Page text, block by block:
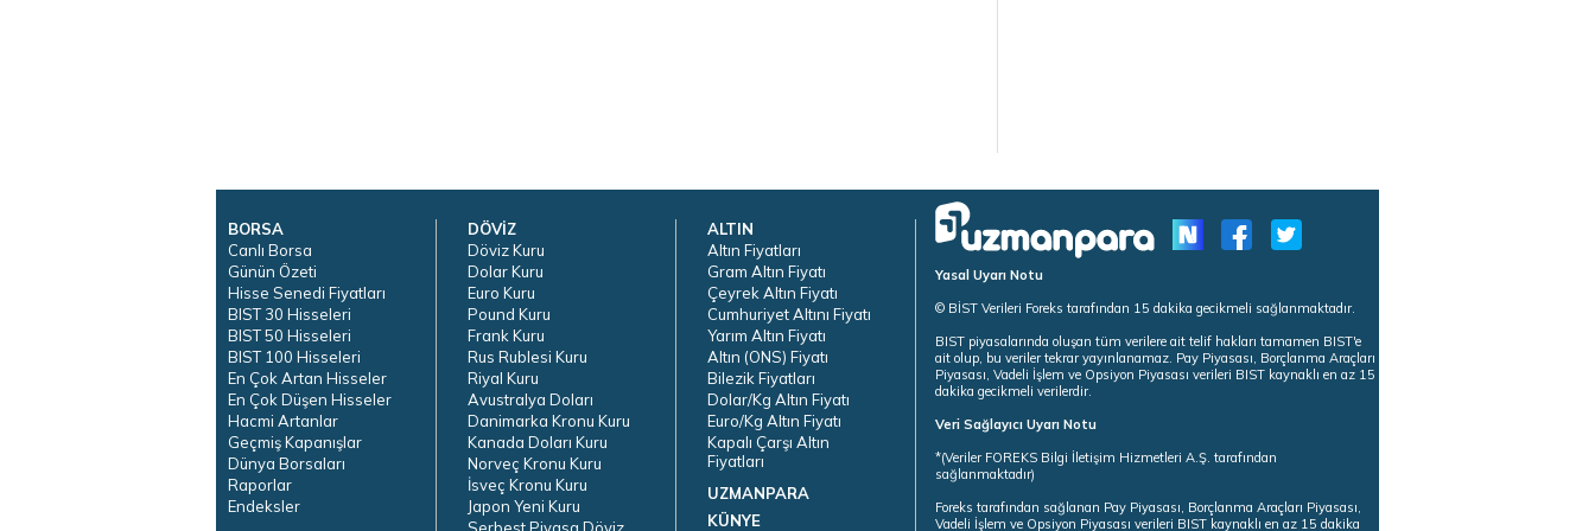
BORSA
Canlı Borsa
Günün Özeti
Hisse Senedi Fiyatları
BIST 30 Hisseleri
BIST 50 Hisseleri
BIST 100 Hisseleri
En Çok Artan Hisseler
En Çok Düşen Hisseler
Hacmi Artanlar
Geçmiş Kapanışlar
Dünya Borsaları
Raporlar
Endeksler
DÖVİZ
Döviz Kuru
Dolar Kuru
Euro Kuru
Pound Kuru
Frank Kuru
Rus Rublesi Kuru
Riyal Kuru
Avustralya Doları
Danimarka Kronu Kuru
Kanada Doları Kuru
Norveç Kronu Kuru
İsveç Kronu Kuru
Japon Yeni Kuru
Serbest Piyasa Döviz
ALTIN
Altın Fiyatları
Gram Altın Fiyatı
Çeyrek Altın Fiyatı
Cumhuriyet Altını Fiyatı
Yarım Altın Fiyatı
Altın (ONS) Fiyatı
Bilezik Fiyatları
Dolar/Kg Altın Fiyatı
Euro/Kg Altın Fiyatı
Kapalı Çarşı Altın
Fiyatları
UZMANPARA
KÜNYE
Yasal Uyarı Notu
© BİST Verileri Foreks tarafından 15 dakika gecikmeli sağlanmaktadır.
BIST piyasalarında oluşan tüm verilere ait telif hakları tamamen BIST'e
ait olup, bu veriler tekrar yayınlanamaz. Pay Piyasası, Borçlanma Araçları
Piyasası, Vadeli İşlem ve Opsiyon Piyasası verileri BIST kaynaklı en az 15
dakika gecikmeli verilerdir.
Veri Sağlayıcı Uyarı Notu
*(Veriler FOREKS Bilgi İletişim Hizmetleri A.Ş. tarafından
sağlanmaktadır)
Foreks tarafından sağlanan Pay Piyasası, Borçlanma Araçları Piyasası,
Vadeli İşlem ve Opsiyon Piyasası verileri BIST kaynaklı en az 15 dakika